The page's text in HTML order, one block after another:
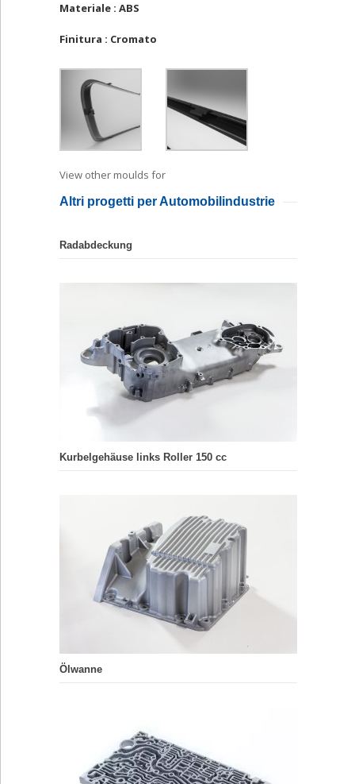
Materiale : ABS
Finitura : Cromato
View other moulds for
Altri progetti per Automobilindustrie
Radabdeckung
Kurbelgehäuse links Roller 150 cc
Ölwanne